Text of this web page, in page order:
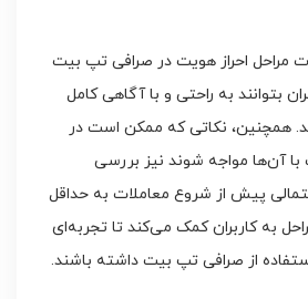
مراحل احراز هویت در صرافی تپ بیت
بتوانند به راحتی و با آگاهی کامل
همچنین، نکاتی که ممکن است در
با آن‌ها مواجه شوند نیز بررسی
پیش از شروع معاملات به حداقل
به کاربران کمک می‌کند تا تجربه‌ای
از صرافی تپ بیت داشته باشند.